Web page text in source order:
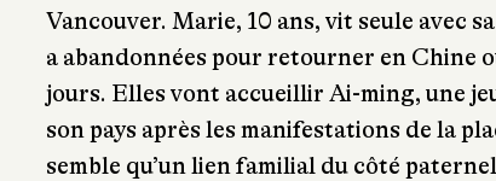
Vancouver. Marie, 10 ans, vit seule avec
a abandonnées pour retourner en Chine
jours. Elles vont accueillir Ai-ming, une
son pays après les manifestations de la
semble qu’un lien familial du côté